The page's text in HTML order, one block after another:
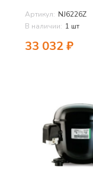
Артикул: NJ6226Z
В наличии: 1 шт
33 032₽